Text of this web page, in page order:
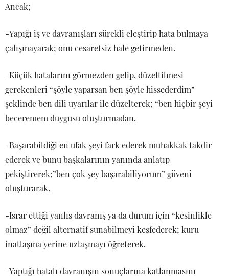
Ancak;
-Yapığı iş ve davranışları sürekli eleştirip hata bulmaya
çalışmayarak; onu cesaretsiz hale getirmeden.
-Küçük hatalarını görmezden gelip, düzeltilmesi
gerekenleri “şöyle yaparsan ben şöyle hissederdim”
şeklinde ben dili uyarılar ile düzelterek; “ben hiçbir şeyi
beceremem duygusu oluşturmadan.
-Başarabildiği en ufak şeyi fark ederek muhakkak takdir
ederek ve bunu başkalarının yanında anlatıp
pekiştirerek;”ben çok şey başarabiliyorum” güveni
oluşturarak.
-Israr ettiği yanlış davranış ya da durum için “kesinlikle
olmaz” değil alternatif sunabilmeyi keşfederek; kuru
inatlaşma yerine uzlaşmayı öğreterek.
-Yaptığı hatalı davranışın sonuçlarına katlanmasını